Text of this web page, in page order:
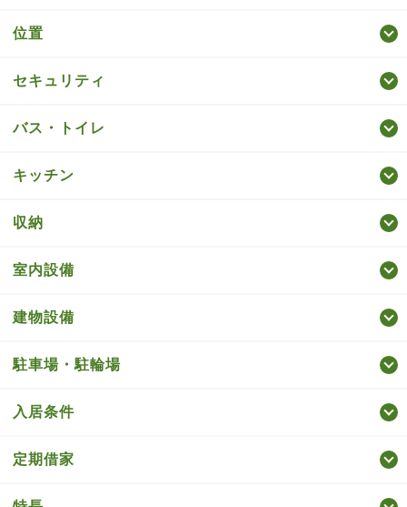
位置
セキュリティ
バス・トイレ
キッチン
収納
室内設備
建物設備
駐車場・駐輪場
入居条件
定期借家